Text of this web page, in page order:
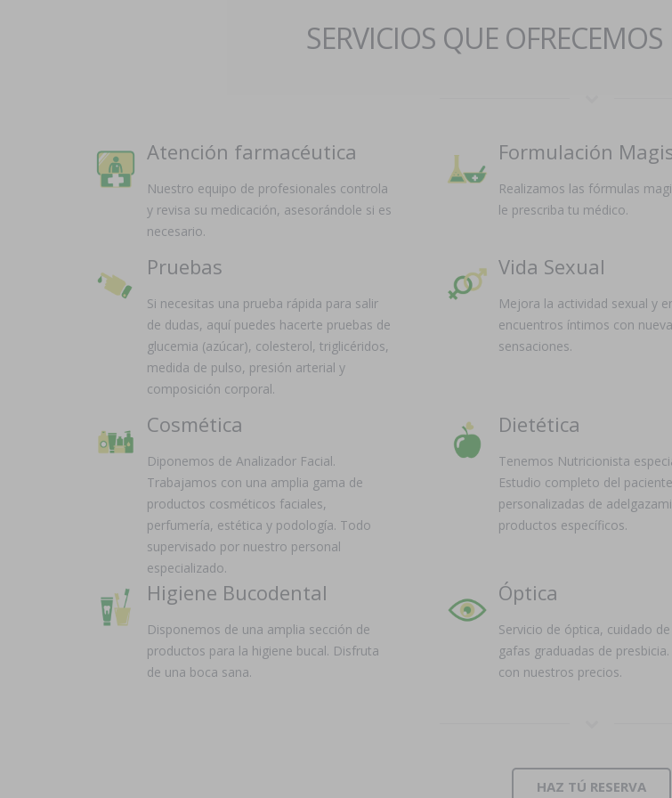
SERVICIOS QUE
Atención farmacéutica
Nuestro equipo de profesionales controla
y revisa su medicación, asesorándole si es
necesario.
Formulación
Realizamos las fórmulas
le prescriba tu médico.
Pruebas
Si necesitas una prueba rápida para salir
de dudas, aquí puedes hacerte pruebas de
glucemia (azúcar), colesterol, triglicéridos,
medida de pulso, presión arterial y
composición corporal.
Vida Sexual
Mejora la actividad sexual y
encuentros íntimos con
sensaciones.
Cosmética
Diponemos de Analizador Facial.
Trabajamos con una amplia gama de
productos cosméticos faciales,
perfumería, estética y podología. Todo
supervisado por nuestro personal
especializado.
Dietética
Tenemos Nutricionista
Estudio completo del
personalizadas de
productos específicos.
Higiene Bucodental
Disponemos de una amplia sección de
productos para la higiene bucal. Disfruta
de una boca sana.
Óptica
Servicio de óptica, cuidado
gafas graduadas de
con nuestros precios.
HAZ TÚ RESERVA